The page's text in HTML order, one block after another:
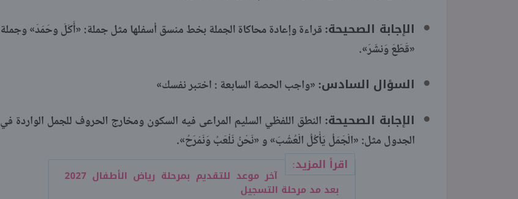
الإجابة الصحيحة:قراءة وإعادة محاكاة الجملة بخط منسق أسفلها مثل جملة: «أَكَلَ وحَمَدَ» وجملة
«قَطَعَ وَنشَرَ».
السؤال السادس:«واجب الحصة السابعة : اختبر نفسك»
الإجابة الصحيحة: النطق اللفظي السليم المراعى فيه السكون ومخارج الحروف للجمل الواردة في
الجدول مثل: «الْجَمَلُ يَأْكُلُ الْعُشْبَ» و «نَحْنُ نَلْعَبُ وَنَمْرَحُ».
اقرأ المزيد:
آخر موعد للتقديم بمرحلة رياض الأطفال 2027
بعد مد مرحلة التسجيل